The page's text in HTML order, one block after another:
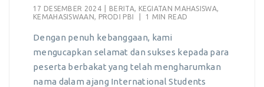
17 DESEMBER 2024 BERITA KEGIATAN MAHASISWA
KEMAHASISWAAN
PRODI PBI 1 MIN READ
Dengan penuh kebanggaan, kami
mengucapkan selamat dan sukses kepada para
peserta berbakat yang telah mengharumkan
nama dalam ajang International Students